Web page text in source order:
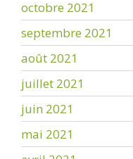
octobre 2021
septembre 2021
août 2021
juillet 2021
juin 2021
mai 2021